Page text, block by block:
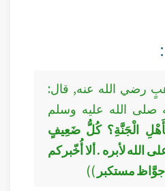
رضي الله عنه, قال:
الله عليه وسلم
الْجَنَّةِ؟ كُلُّ ضَعِيفٍ
لأبره . ألا أُخّبركم
جوَّاظ مستكبر ))